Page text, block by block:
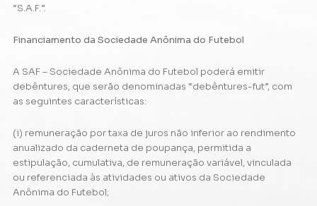
“S.A.F.”.
Financiamento da Sociedade Anônima do Futebol
A SAF – Sociedade Anônima do Futebol poderá emitir
debêntures, que serão denominadas “debêntures-fut”, com
as seguintes características:
(i) remuneração por taxa de juros não inferior ao rendimento
anualizado da caderneta de poupança, permitida a
estipulação, cumulativa, de remuneração variável, vinculada
ou referenciada às atividades ou ativos da Sociedade
Anônima do Futebol;